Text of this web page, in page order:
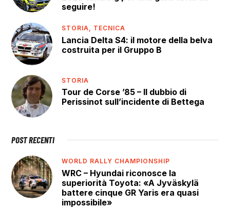
seguire!
STORIA, TECNICA
Lancia Delta S4: il motore della belva
costruita per il Gruppo B
STORIA
Tour de Corse ’85 – Il dubbio di
Perissinot sull’incidente di Bettega
POST RECENTI
WORLD RALLY CHAMPIONSHIP
WRC – Hyundai riconosce la
superiorità Toyota: «A Jyväskylä
battere cinque GR Yaris era quasi
impossibile»